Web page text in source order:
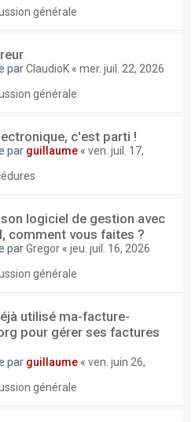
générale
parClaudioK « mer. juil. 22, 2026
générale
c'est parti !
par guillaume « ven. juil. 17,
logiciel de gestion avec
comment vous faites ?
parGregor « jeu. juil. 16, 2026
générale
utilisé ma-facture-
pour gérer ses factures
par guillaume « ven. juin 26,
générale